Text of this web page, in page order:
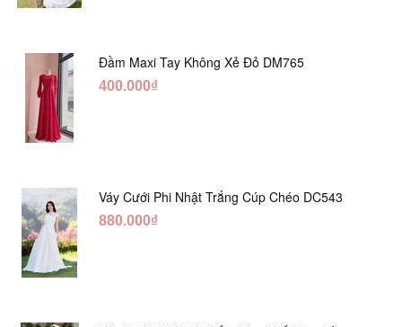
Đầm Maxi Tay Không Xẻ Đỏ DM765
400.000₫
Váy Cưới Phi Nhật Trắng Cúp Chéo DC543
880.000₫